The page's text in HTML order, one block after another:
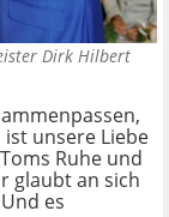
Dirk Hilbert
unsere Liebe
Ruhe und
glaubt an sich
es